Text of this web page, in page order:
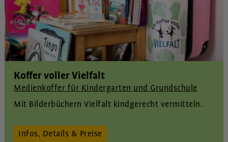
Koffer voller Vielfalt
Medienkoffer für Kindergarten und Grundschule
Mit Bilderbüchern Vielfalt kindgerecht vermitteln.
Infos, Details & Preise